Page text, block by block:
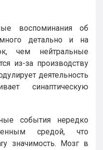
воспоминания об
детально и на
чем нейтральные
из-за производству
деятельность
синаптическую
события нередко
средой, что
значимость. Мозг в